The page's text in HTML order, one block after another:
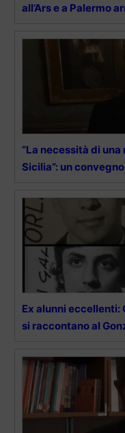
all’Ars e a Palermo
“La necessità di
Sicilia”: un
Ex alunni eccellenti:
si raccontano al